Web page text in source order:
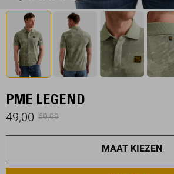
PME LEGEND
49,00 69,99
MAAT KIEZEN